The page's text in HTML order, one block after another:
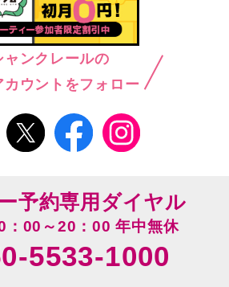
ャンクレールの
カウントをフォロー
予約専用ダイヤル
：00～20：00 年中無休
5533-1000